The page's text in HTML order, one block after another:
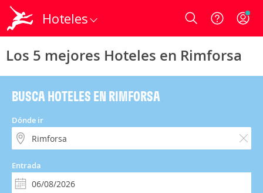
Hoteles Login
Los 5 mejores Hoteles en Rimforsa
BUSCA HOTELES EN RIMFORSA
Dónde ir
Entrada